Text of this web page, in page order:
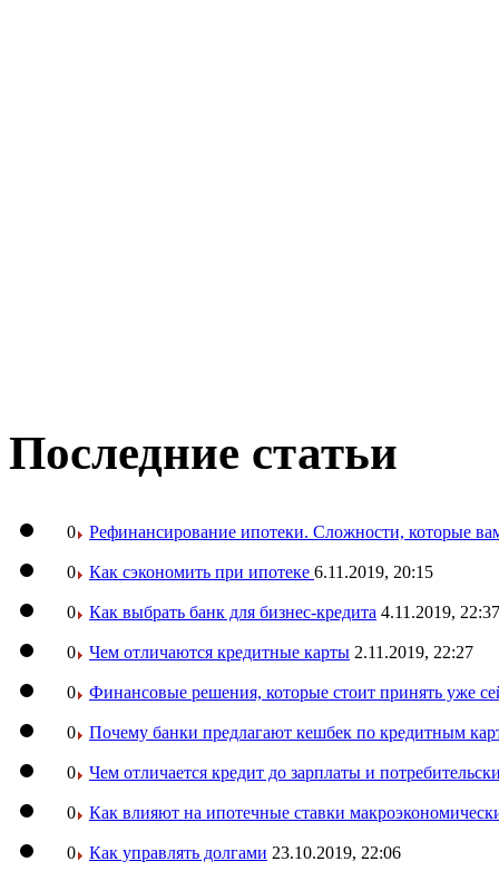
Последние статьи
0 Рефинансирование ипотеки. Сложности, которые
0 Как сэкономить при ипотеке 6.11.2019, 20:15
0 Как выбрать банк для бизнес-кредита 4.11.2019, 22:37
0 Чем отличаются кредитные карты 2.11.2019, 22:27
0 Финансовые решения, которые стоит принять уже
0 Почему банки предлагают кешбек по кредитным
0 Чем отличается кредит до зарплаты и
0 Как влияют на ипотечные ставки
0 Как управлять долгами 23.10.2019, 22:06